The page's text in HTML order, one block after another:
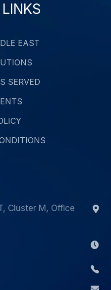
EAST
SERVED
Cluster M, Office